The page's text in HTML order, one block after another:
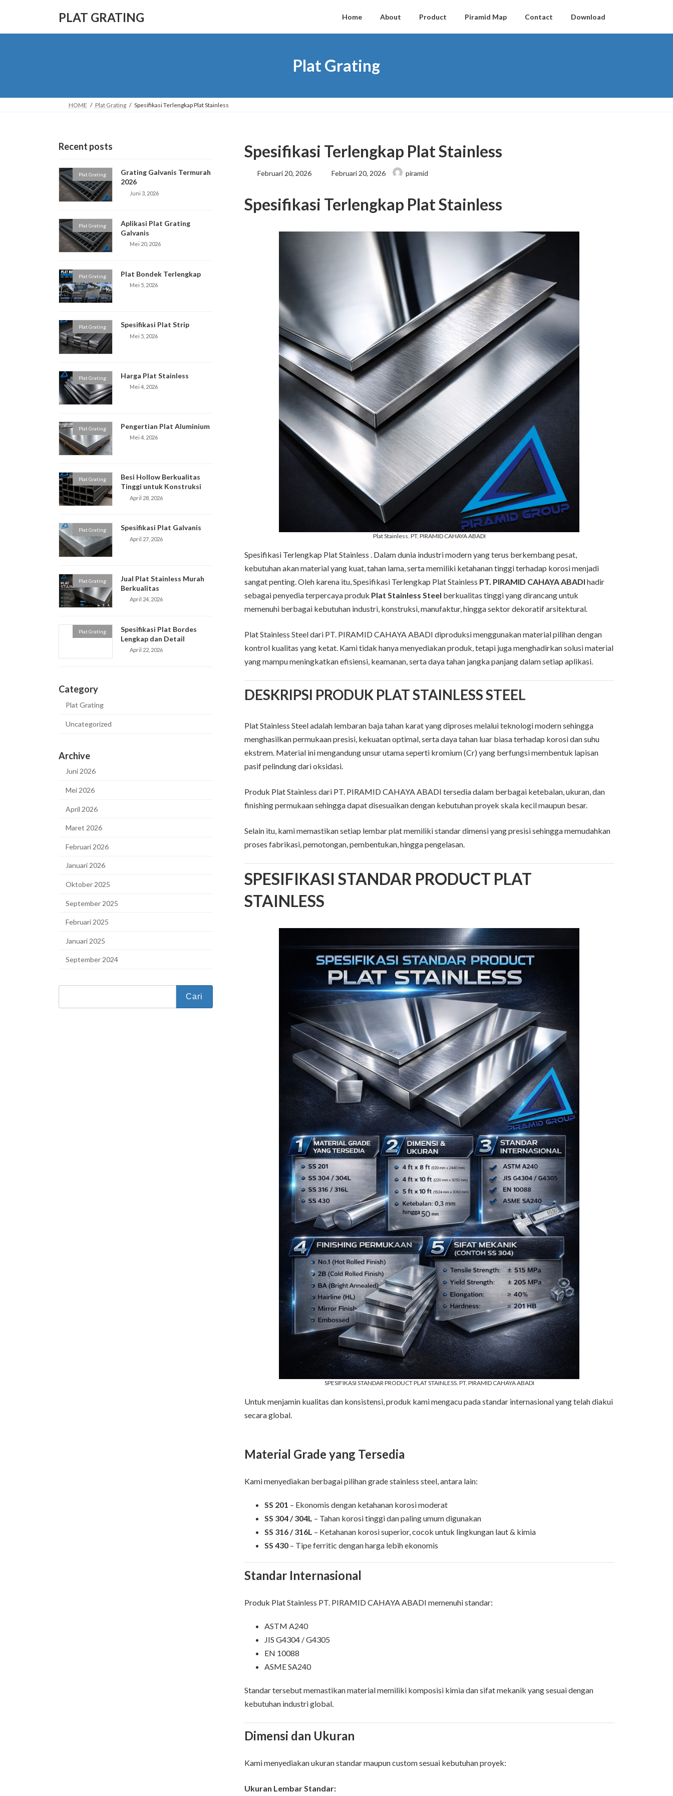
content
Navigation
PLAT GRATING Home About Product Piramid Map Contact Download
Plat Grating
HOME Plat Grating Spesifikasi Terlengkap Plat Stainless
Spesifikasi Terlengkap Plat Stainless
Februari 20, 2026
Last
updated
Februari 20, 2026 piramid
Spesifikasi Terlengkap Plat Stainless
Plat Stainless. PT. PIRAMID CAHAYA ABADI
Spesifikasi Terlengkap Plat Stainless . Dalam dunia industri modern yang terus berkembang pesat,
kebutuhan akan material yang kuat, tahan lama, serta memiliki ketahanan tinggi terhadap korosi menjadi
sangat penting. Oleh karena itu, Spesifikasi Terlengkap Plat Stainless PT. PIRAMID CAHAYA ABADI hadir
sebagai penyedia terpercaya produk Plat Stainless Steel berkualitas tinggi yang dirancang untuk
memenuhi berbagai kebutuhan industri, konstruksi, manufaktur, hingga sektor dekoratif arsitektural.
Plat Stainless Steel dari PT. PIRAMID CAHAYA ABADI diproduksi menggunakan material pilihan dengan
kontrol kualitas yang ketat. Kami tidak hanya menyediakan produk, tetapi juga menghadirkan solusi material
yang mampu meningkatkan efisiensi, keamanan, serta daya tahan jangka panjang dalam setiap aplikasi.
DESKRIPSI PRODUK PLAT STAINLESS STEEL
Plat Stainless Steel adalah lembaran baja tahan karat yang diproses melalui teknologi modern sehingga
menghasilkan permukaan presisi, kekuatan optimal, serta daya tahan luar biasa terhadap korosi dan suhu
ekstrem. Material ini mengandung unsur utama seperti kromium (Cr) yang berfungsi membentuk lapisan
pasif pelindung dari oksidasi.
Produk Plat Stainless dari PT. PIRAMID CAHAYA ABADI tersedia dalam berbagai ketebalan, ukuran, dan
finishing permukaan sehingga dapat disesuaikan dengan kebutuhan proyek skala kecil maupun besar.
Selain itu, kami memastikan setiap lembar plat memiliki standar dimensi yang presisi sehingga memudahkan
proses fabrikasi, pemotongan, pembentukan, hingga pengelasan.
SPESIFIKASI STANDAR PRODUCT PLAT
STAINLESS
SPESIFIKASI STANDAR PRODUCT PLAT STAINLESS. PT. PIRAMID CAHAYA ABADI
Untuk menjamin kualitas dan konsistensi, produk kami mengacu pada standar internasional yang telah diakui
secara global.
Material Grade yang Tersedia
Kami menyediakan berbagai pilihan grade stainless steel, antara lain:
SS 201 – Ekonomis dengan ketahanan korosi moderat
SS 304 / 304L – Tahan korosi tinggi dan paling umum digunakan
SS 316 / 316L – Ketahanan korosi superior, cocok untuk lingkungan laut & kimia
SS 430– Tipe ferritic dengan harga lebih ekonomis
Standar Internasional
Produk Plat Stainless PT. PIRAMID CAHAYA ABADI memenuhi standar:
ASTM A240
JIS G4304 / G4305
EN 10088
ASME SA240
Standar tersebut memastikan material memiliki komposisi kimia dan sifat mekanik yang sesuai dengan
kebutuhan industri global.
Dimensi dan Ukuran
Kami menyediakan ukuran standar maupun custom sesuai kebutuhan proyek:
Ukuran Lembar Standar:
Recent posts
Plat Grating
Grating Galvanis Termurah
2026
Juni 3, 2026
Plat Grating
Aplikasi Plat Grating
Galvanis
Mei 20, 2026
Plat Grating Plat Bondek Terlengkap
Mei 5, 2026
Plat Grating Spesifikasi Plat Strip
Mei 5, 2026
Plat Grating Harga Plat Stainless
Mei 4, 2026
Plat Grating Pengertian Plat Aluminium
Mei 4, 2026
Plat Grating
Besi Hollow Berkualitas
Tinggi untuk Konstruksi
April 28, 2026
Plat Grating Spesifikasi Plat Galvanis
April 27, 2026
Plat Grating
Jual Plat Stainless Murah
Berkualitas
April 24, 2026
Plat Grating
Spesifikasi Plat Bordes
Lengkap dan Detail
April 22, 2026
Category
Plat Grating
Uncategorized
Archive
Juni 2026
Mei 2026
April 2026
Maret 2026
Februari 2026
Januari 2026
Oktober 2025
September 2025
Februari 2025
Januari 2025
September 2024
Cari